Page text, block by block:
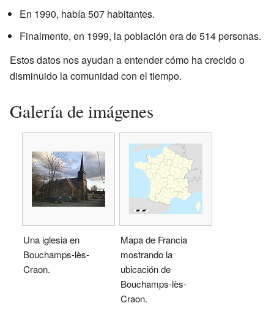
En 1990, había 507 habitantes.
Finalmente, en 1999, la población era de 514 personas.
Estos datos nos ayudan a entender cómo ha crecido o
disminuido la comunidad con el tiempo.
Galería de imágenes
Una iglesia en
Bouchamps-lès-
Craon.
Mapa de Francia
mostrando la
ubicación de
Bouchamps-lès-
Craon.